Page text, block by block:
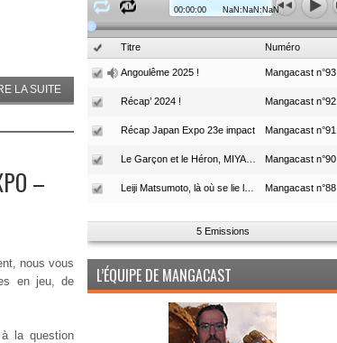
LA SUITE
–
nous vous
en jeu, de
la question
00:00:00
NaN:NaN:NaN
Titre Numéro
Angoulême 2025 ! Mangacast n°93
Récap’ 2024 ! Mangacast n°92
Récap Japan Expo 23e impact Mangacast n°91
Mangacast n°90
Mangacast n°88
5 Emissions
L’ÉQUIPE DE MANGACAST